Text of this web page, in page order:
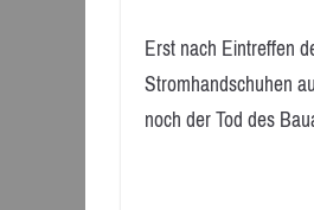
Erst nach Eintreffen
Stromhandschuhen
noch der Tod des